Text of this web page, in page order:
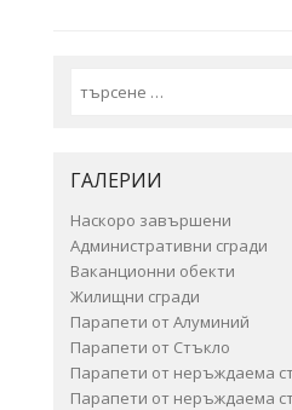
ГАЛЕРИИ
Наскоро завършени
Административни сгради
Ваканционни обекти
Жилищни сгради
Парапети от Алуминий
Парапети от Стъкло
Парапети от неръждаема
Парапети от неръждаема